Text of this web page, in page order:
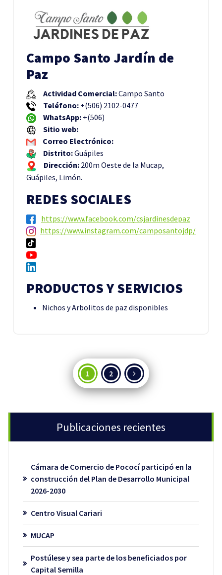
Campo Santo Jardín de
Paz
Actividad Comercial:Campo Santo
Teléfono: +(506) 2102-0477
WhatsApp: +(506)
Sitio web:
Correo Electrónico:
Distrito:Guápiles
Dirección: 200m Oeste de la Mucap,
Guápiles, Limón.
REDES SOCIALES
https://www.facebook.com/csjardinesdepaz
https://www.instagram.com/camposantojdp/
PRODUCTOS Y SERVICIOS
Nichos y Arbolitos de paz disponibles
Paginación
de
1 2
Publicaciones recientes
Cámara de Comercio de Pococí participó en la
construcción del Plan de Desarrollo Municipal
2026-2030
Centro Visual Cariari
MUCAP
Postúlese y sea parte de los beneficiados por
Capital Semilla